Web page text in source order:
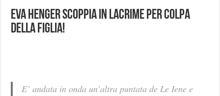
Eva Henger scoppia in lacrime per colpa
della figlia!
E’ andata in onda un’altra puntata de Le Iene e